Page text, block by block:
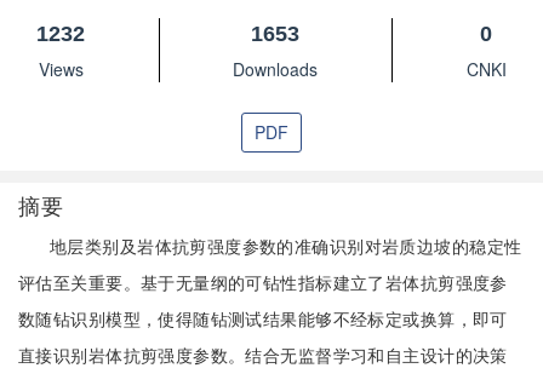
1232
Views
1653
Downloads
0
CNKI
PDF
摘要
地层类别及岩体抗剪强度参数的准确识别对岩质边坡的稳定性
评估至关重要。基于无量纲的可钻性指标建立了岩体抗剪强度参
数随钻识别模型，使得随钻测试结果能够不经标定或换算，即可
直接识别岩体抗剪强度参数。结合无监督学习和自主设计的决策